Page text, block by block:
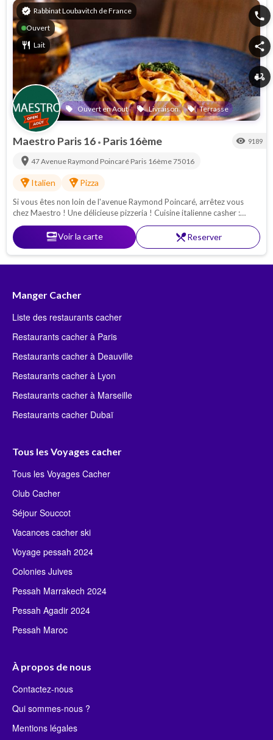
verified Rabbinat Loubavitch de France
Ouvert
restaurant Lait
local_offer Ouvert en Aout local_offer Livraison local_offer Terrasse
phone
share
delivery_dining
Maestro Paris 16 • Paris 16ème visibility 9189
location_on 47 Avenue Raymond Poincaré Paris 16ème75016
local_pizzaItalien local_pizzaPizza
Si vous êtes non loin de l'avenue Raymond Poincaré, arrêtez vous
chez Maestro ! Une délicieuse pizzeria ! Cuisine italienne casher :
Pâtes - pizzas - antipasti. Proche de la Porte Maillot
set_mealVoir la carte restaurant_menuReserver
Manger Cacher
Liste des restaurants cacher
Restaurants cacher à Paris
Restaurants cacher à Deauville
Restaurants cacher à Lyon
Restaurants cacher à Marseille
Restaurants cacher Dubaï
Tous les Voyages cacher
Tous les Voyages Cacher
Club Cacher
Séjour Souccot
Vacances cacher ski
Voyage pessah 2024
Colonies Juives
Pessah Marrakech 2024
Pessah Agadir 2024
Pessah Maroc
À propos de nous
Contactez-nous
Qui sommes-nous ?
Mentions légales